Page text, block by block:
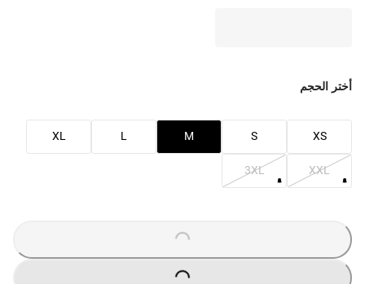
أختر الحجم
XS
S
M
L
XL
XXL
3XL
L
.
L
.